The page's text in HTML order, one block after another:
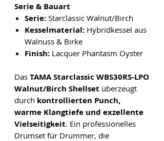
Serie & Bauart
Serie: Starclassic Walnut/Birch
Kesselmaterial: Hybridkessel aus
Walnuss & Birke
Finish: Lacquer Phantasm Oyster
Das TAMA Starclassic WBS30RS-LPO
Walnut/Birch Shellset überzeugt
durch kontrollierten Punch,
warme Klangtiefe und exzellente
Vielseitigkeit. Ein professionelles
Drumset für Drummer, die